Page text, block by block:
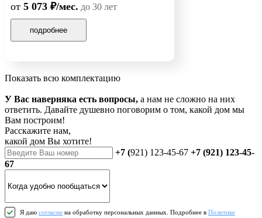
от 5 073 ₽/мес. до 30 лет
подробнее
Показать всю комплектацию
У Вас наверняка есть вопросы, а нам не сложно на них
ответить. Давайте душевно поговорим о том, какой дом мы
Вам построим!
Расскажите нам,
какой дом Вы хотите!
+7 (921) 123-45-67 +7 (921) 123-45-
67
Я даю согласие на обработку персональных данных. Подробнее в Политике